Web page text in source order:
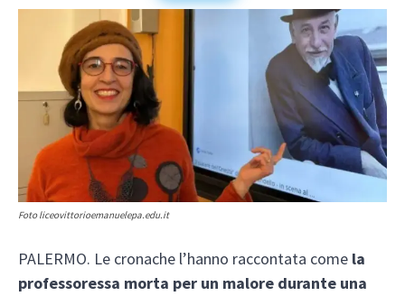
Foto liceovittorioemanuelepa.edu.it
PALERMO. Le cronache l’hanno raccontata come la
professoressa morta per un malore durante una